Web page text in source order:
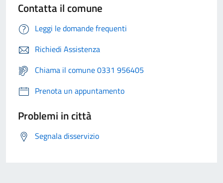
Contatta il comune
Leggi le domande frequenti
Richiedi Assistenza
Chiama il comune 0331 956405
Prenota un appuntamento
Problemi in città
Segnala disservizio